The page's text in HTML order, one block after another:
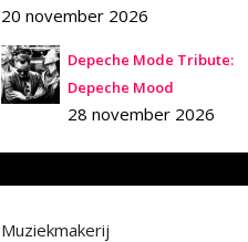
20 november 2026
Depeche Mode Tribute:
Depeche Mood
28 november 2026
Muziekmakerij